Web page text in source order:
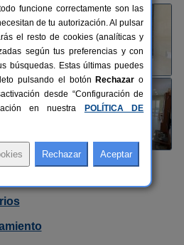
funcione correctamente son las
de tu autorización. Al pulsar
el resto de cookies (analíticas y
según tus preferencias y con
búsquedas. Estas últimas puedes
pulsando el botón Rechazar o
desde “Configuración de
en nuestra
POLÍTICA DE